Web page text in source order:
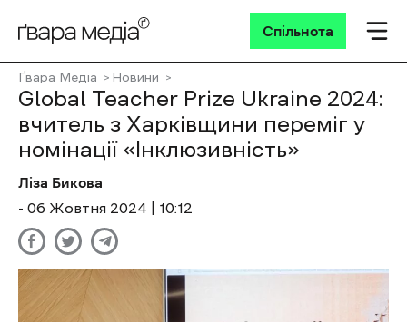
Спільнота
Ґвара Медіа Новини
Global Teacher Prize Ukraine 2024:
вчитель з Харківщини переміг у
номінації «Інклюзивність»
Ліза Бикова
- 06 Жовтня 2024 | 10:12